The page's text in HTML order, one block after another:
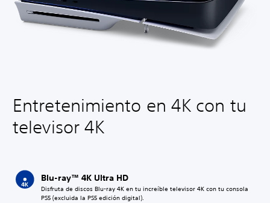
Entretenimiento en 4K con tu
televisor 4K
Blu-ray™ 4K Ultra HD
Disfruta de discos Blu-ray 4K en tu increíble televisor 4K con tu consola
PS5 (excluida la PS5 edición digital).